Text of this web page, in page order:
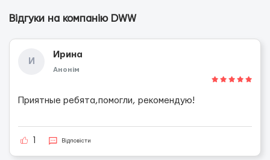
Відгуки на компанію DWW
И
Ирина
Анонім
Приятные ребята,помогли, рекомендую!
Відповісти